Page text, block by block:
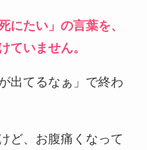
にたい」の言葉を、
ていません。
出てるなぁ」で終わ
ど、お腹痛くなって